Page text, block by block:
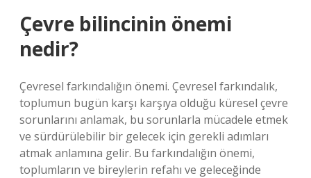
Çevre bilincinin önemi
nedir?
Çevresel farkındalığın önemi. Çevresel farkındalık,
toplumun bugün karşı karşıya olduğu küresel çevre
sorunlarını anlamak, bu sorunlarla mücadele etmek
ve sürdürülebilir bir gelecek için gerekli adımları
atmak anlamına gelir. Bu farkındalığın önemi,
toplumların ve bireylerin refahı ve geleceğinde